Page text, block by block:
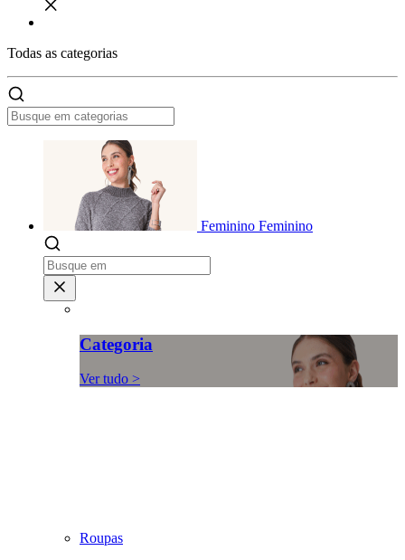
Todas as categorias
Feminino Feminino
Categoria
Ver tudo >
Roupas